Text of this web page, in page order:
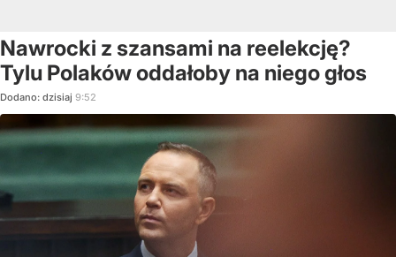
Nawrocki z szansami na reelekcję?
Tylu Polaków oddałoby na niego głos
Dodano: dzisiaj 9:52